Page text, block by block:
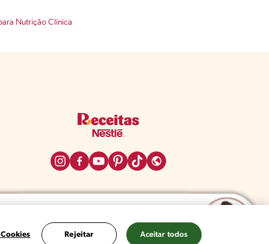
Nutrição Clínica
de Privacidade Configurações de Cookies
Rejeitar Aceitar todos